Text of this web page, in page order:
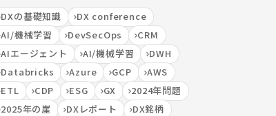
DXの基礎知識
DX conference
AI/機械学習
DevSecOps
CRM
AIエージェント
AI/機械学習
DWH
Databricks
Azure GCP
AWS
ETL
CDP ESG GX
2024年問題
2025年の崖
DXレポート DX銘柄